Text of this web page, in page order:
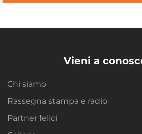
Vieni a
Chi siamo
Rassegna stampa e radio
Partner felici